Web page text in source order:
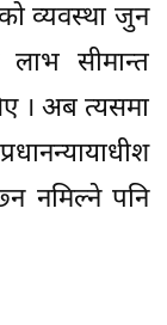
व्यवस्था जुन
सीमान्त
। अब त्यसमा
नमिल्ने पनि